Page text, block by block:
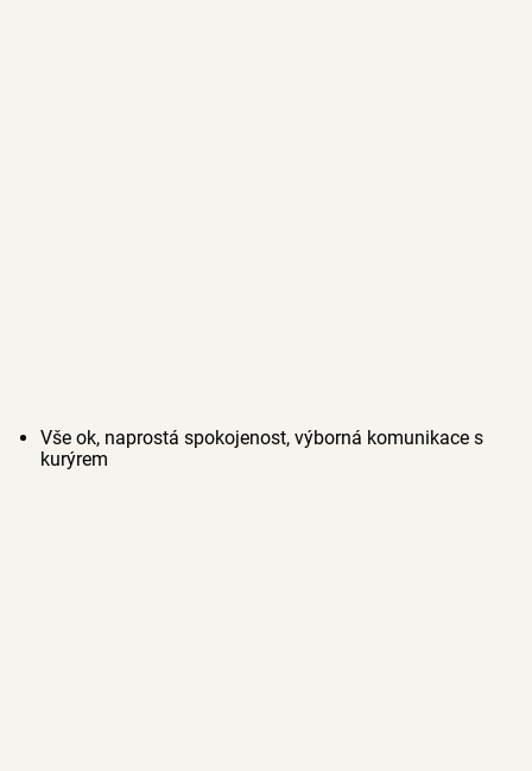
Vše ok, naprostá spokojenost, výborná komunikace s
kurýrem